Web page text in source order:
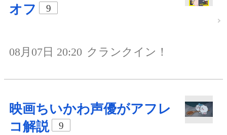
オフ
9
08月07日 20:20 クランクイン！
映画ちいかわ声優がアフレ
コ解説
9